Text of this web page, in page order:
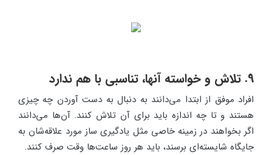
9. تلاش و خواسته آنها، تناسبی با هم ندارد
افراد موفق از ابتدا می‌دانند به دنبال به دست آوردن چه چیزی
هستند و تا چه اندازه باید برای آن تلاش کنند. آن‌ها می‌دانند
اگر بخواهند در زمینه خاصی مثل یادگیری ساز مورد علاقه‌شان به
جایگاه شایسته‌ای برسند، باید هر روز ساعت‌ها وقت صرف کنند.